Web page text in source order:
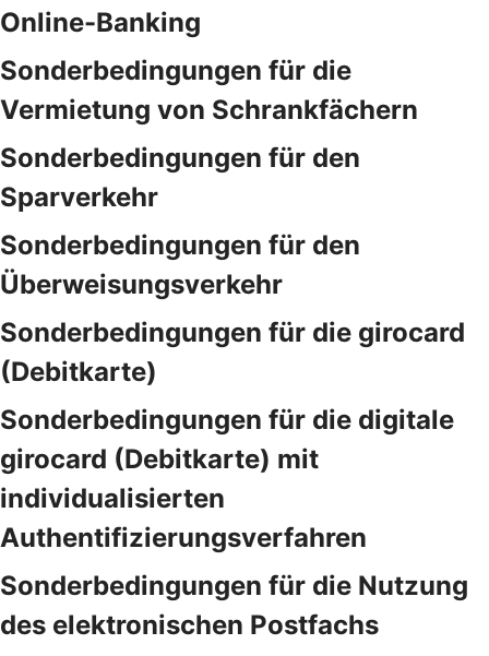
Online-Banking
Sonderbedingungen für die
Vermietung von Schrankfächern
Sonderbedingungen für den
Sparverkehr
Sonderbedingungen für den
Überweisungsverkehr
Sonderbedingungen für die girocard
(Debitkarte)
Sonderbedingungen für die digitale
girocard (Debitkarte) mit
individualisierten
Authentifizierungsverfahren
Sonderbedingungen für die Nutzung
des elektronischen Postfachs